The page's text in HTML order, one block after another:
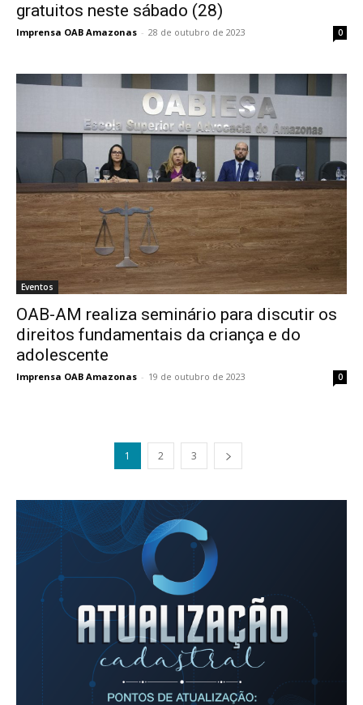
gratuitos neste sábado (28)
Imprensa OAB Amazonas - 28 de outubro de 2023 0
Eventos
OAB-AM realiza seminário para discutir os
direitos fundamentais da criança e do
adolescente
Imprensa OAB Amazonas - 19 de outubro de 2023 0
1 2 3